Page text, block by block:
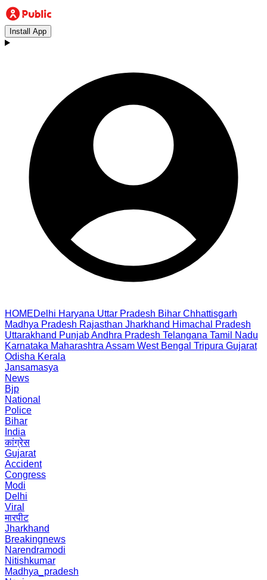
Install App
HOMEDelhi Haryana Uttar Pradesh Bihar Chhattisgarh
Madhya Pradesh Rajasthan Jharkhand Himachal Pradesh
Uttarakhand PunjabAndhra Pradesh Telangana Tamil Nadu
Karnataka Maharashtra Assam West Bengal Tripura Gujarat
Odisha Kerala
Jansamasya
News
Bjp
National
Police
Bihar
India
कांग्रेस
Gujarat
Accident
Congress
Modi
Delhi
Viral
मारपीट
Jharkhand
Breakingnews
Narendramodi
Nitishkumar
Madhya_pradesh